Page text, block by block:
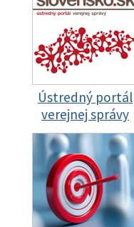
Ústredný portál
verejnej správy